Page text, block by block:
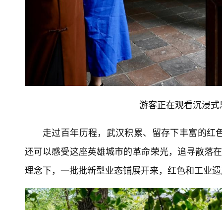
游客正在观看沉浸
走过百年历程，武汉积累、留存下丰富的
还可以感受这座英雄城市的革命荣光，追寻散落
理念下，一批批新型业态铺展开来，红色和工业